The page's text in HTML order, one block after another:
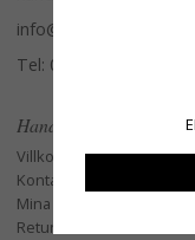
info@glasverandan.se
Tel: 079-3495968
Handla
Villkor
Kontakta oss
Mina favoriter
Retur och Reklamation